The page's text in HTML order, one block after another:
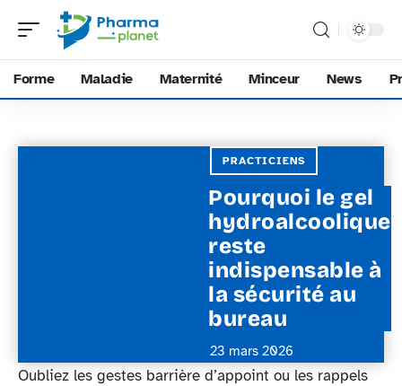
Forme Maladie Maternité Minceur News
PRACTICIENS
Pourquoi le gel
hydroalcoolique
reste
indispensable à
la sécurité au
bureau
23 mars 2026
Oubliez les gestes barrière d’appoint ou les rappels